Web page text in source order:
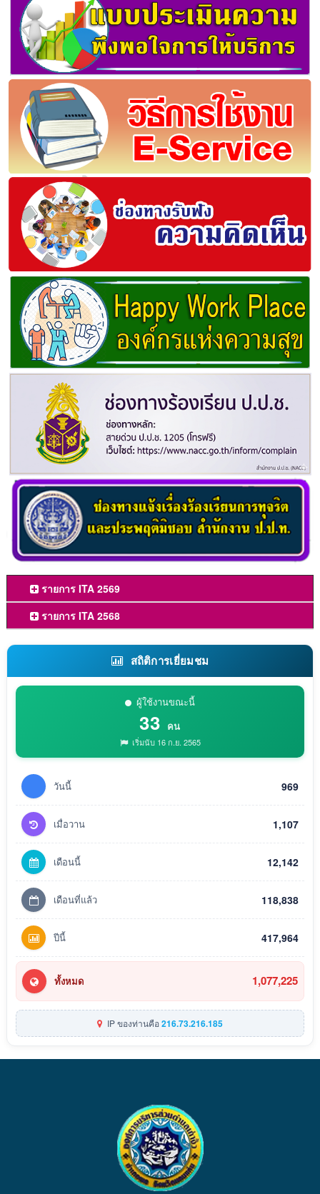
รายการ ITA 2569
รายการ ITA 2568
สถิติการเยี่ยมชม
ผู้ใช้งานขณะนี้
33 คน
เริ่มนับ 16 ก.ย. 2565
วันนี้ 969
เมื่อวาน 1,107
เดือนนี้ 12,142
เดือนที่แล้ว 118,838
ปีนี้ 417,964
ทั้งหมด 1,077,225
IP ของท่านคือ216.73.216.185